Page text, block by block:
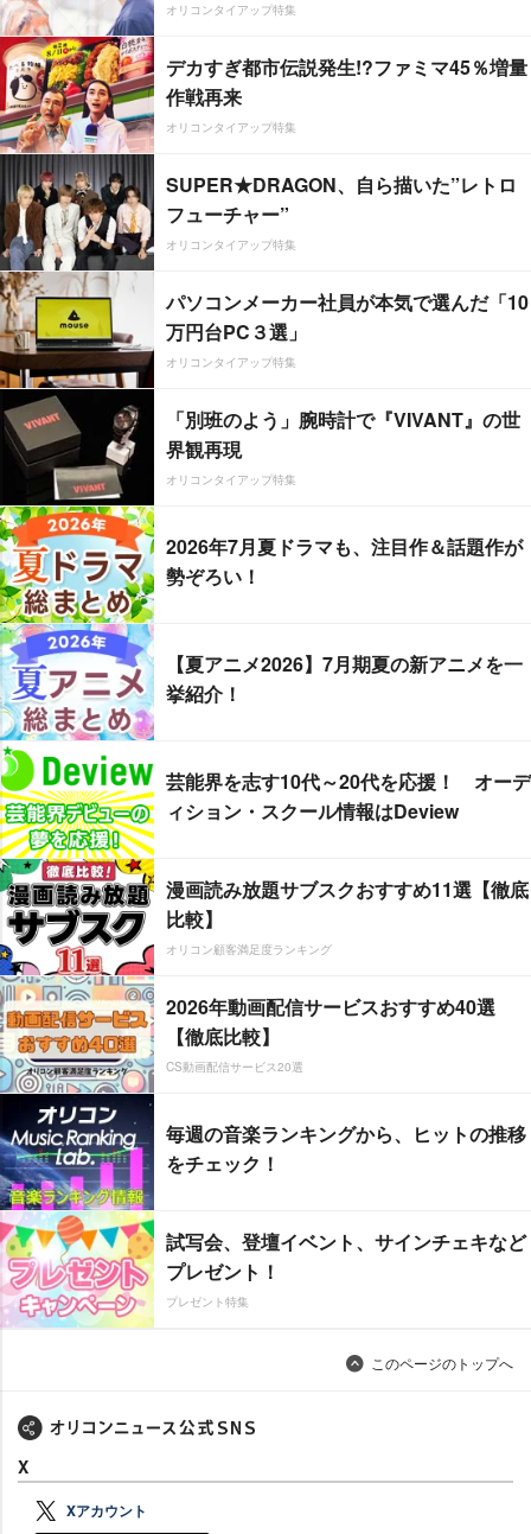
オリコンタイアップ特集
デカすぎ都市伝説発生!?ファミマ45％増量
作戦再来
オリコンタイアップ特集
SUPER★DRAGON、自ら描いた”レトロ
フューチャー”
オリコンタイアップ特集
パソコンメーカー社員が本気で選んだ「10
万円台PC３選」
オリコンタイアップ特集
「別班のよう」腕時計で『VIVANT』の世
界観再現
オリコンタイアップ特集
2026年7月夏ドラマも、注目作＆話題作が
勢ぞろい！
【夏アニメ2026】7月期夏の新アニメを一
挙紹介！
芸能界を志す10代～20代を応援！ オーデ
ィション・スクール情報はDeview
漫画読み放題サブスクおすすめ11選【徹底
比較】
オリコン顧客満足度ランキング
2026年動画配信サービスおすすめ40選
【徹底比較】
CS動画配信サービス20選
毎週の音楽ランキングから、ヒットの推移
をチェック！
試写会、登壇イベント、サインチェキなど
プレゼント！
プレゼント特集
このページのトップへ
X
Xアカウント